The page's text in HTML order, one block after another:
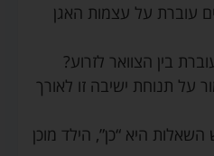
עוברת על עצמות האגן
בין הצוואר לזרוע?
על תנוחת ישיבה זו לאורך
היא “כן”, הילד מוכן